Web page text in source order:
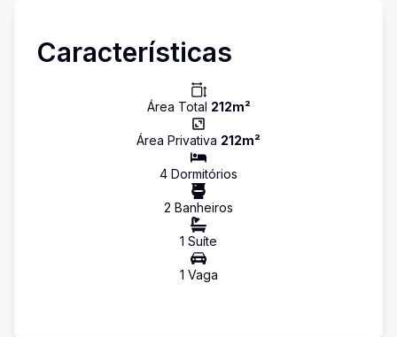
Características
Área Total 212m²
Área Privativa 212m²
4 Dormitórios
2 Banheiros
1 Suíte
1 Vaga